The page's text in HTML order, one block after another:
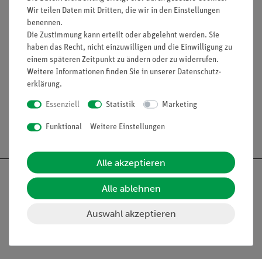
Media / Downloads
Versandkostenfrei ab 300,- €
Nach oben
Wir teilen Daten mit Dritten, die wir in den Einstellungen
benennen.
Die Zustimmung kann erteilt oder abgelehnt werden. Sie
haben das Recht, nicht einzuwilligen und die Einwilligung zu
einem späteren Zeitpunkt zu ändern oder zu widerrufen.
Weitere Informationen finden Sie in unserer Daten­schutz­
erklärung.
Essenziell Statistik Marketing
Funktional Weitere Einstellungen
Alle akzeptieren
Alle ablehnen
Auswahl akzeptieren